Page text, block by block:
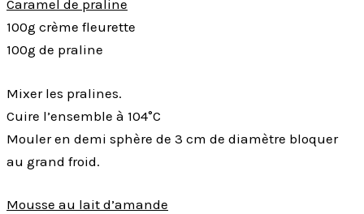
Caramel de praline
100g crème fleurette
100g de praline
Mixer les pralines.
Cuire l’ensemble à 104°C
Mouler en demi sphère de 3 cm de diamètre bloquer
au grand froid.
Mousse au lait d’amande